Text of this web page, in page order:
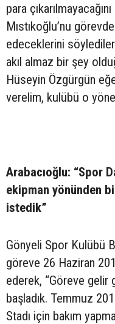
para
Mıstıkoğlu’nu
edeceklerini
akıl almaz bir şey
Hüseyin Özgürgün
verelim, kulübü o
Arabacıoğlu: “Spor
ekipman yönünden
istedik”
Gönyeli Spor Kulübü
göreve 26 Haziran
ederek, “Göreve gelir
başladık. Temmuz
Stadı için bakım